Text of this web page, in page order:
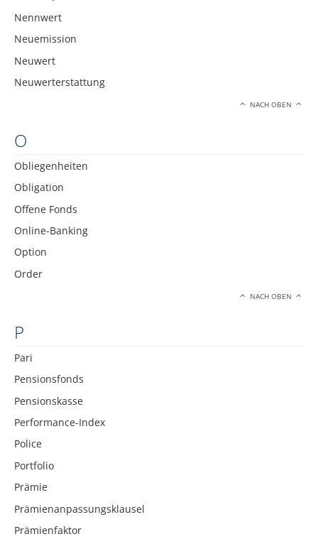
Nennwert
Neuemission
Neuwert
Neuwerterstattung
NACH OBEN
O
Obliegenheiten
Obligation
Offene Fonds
Online-Banking
Option
Order
NACH OBEN
P
Pari
Pensionsfonds
Pensionskasse
Performance-Index
Police
Portfolio
Prämie
Prämienanpassungsklausel
Prämienfaktor